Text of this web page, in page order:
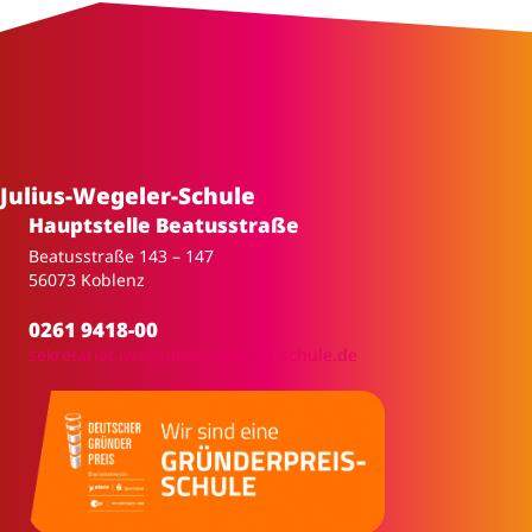
Julius-Wegeler-Schule
Hauptstelle Beatusstraße
Beatusstraße 143 – 147
56073 Koblenz
0261 9418-00
sekretariat.jws@julius-wegeler-schule.de